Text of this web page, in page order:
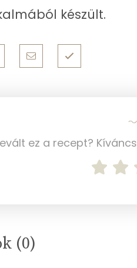
készült.
ez a recept?
(0)